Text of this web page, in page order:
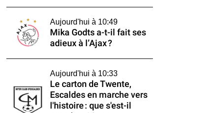
Aujourd'hui à 10:49
Mika Godts a-t-il fait ses
adieux à l’Ajax ?
Aujourd'hui à 10:33
Le carton de Twente,
Escaldes en marche vers
l'histoire : que s'est-il